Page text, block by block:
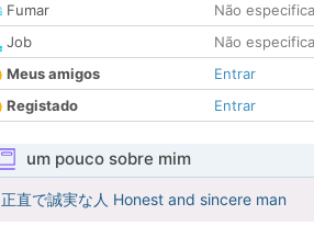
Fumar
Não
Job
Não
Meus amigos
Entrar
Registado
Entrar
um pouco sobre mim
正直で誠実な人 Honest and sincere man